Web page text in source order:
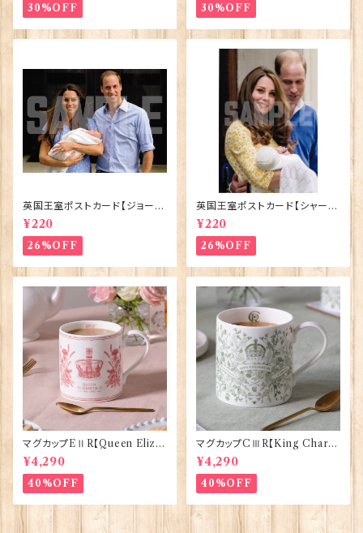
30%OFF 30%OFF
英国王室ポストカード【ジョージ
王子ご誕生】Pageantry Post
card 90183-JEF100
¥220
26%OFF
英国王室ポストカード【シャーロ
ット王女2】Pageantry Postca
rd 90183-JEF202
¥220
26%OFF
マグカップEⅡR【Queen Eliza
bethⅡ Commemorative】Vi
ctoria Eggs 50126
¥4,290
40%OFF
マグカップCⅢR【King Charle
sⅢ Coronation】Victoria E
ggs 50127
¥4,290
40%OFF